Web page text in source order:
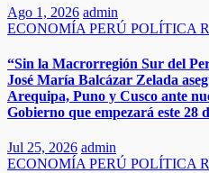
Ago 1, 2026 admin
ECONOMÍA PERÚ POLÍTICA
“Sin la Macrorregión Sur del
José María Balcázar Zelada
Arequipa, Puno y Cusco ante
Gobierno que empezará este 28
Jul 25, 2026 admin
ECONOMÍA PERÚ POLÍTICA